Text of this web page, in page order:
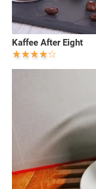
Kaffee After Eight